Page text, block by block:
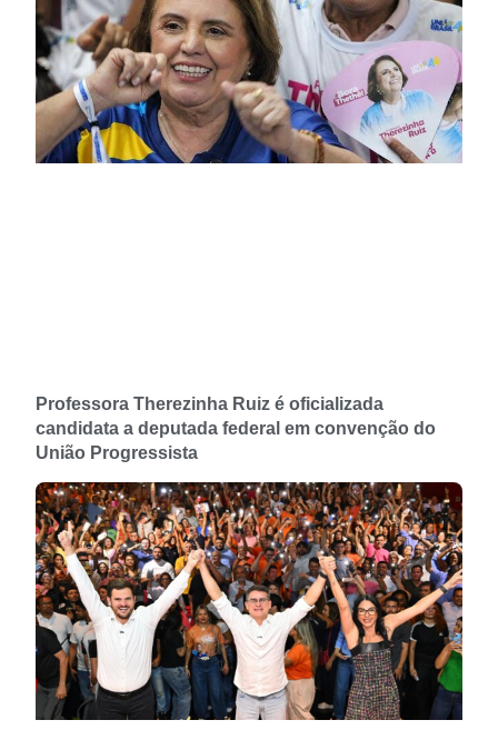
Professora Therezinha Ruiz é oficializada
candidata a deputada federal em convenção do
União Progressista